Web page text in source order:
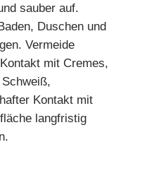
sauber auf.
Duschen und
Vermeide
mit Cremes,
Kontakt mit
langfristig